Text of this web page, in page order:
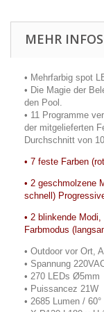
MEHR INFOS
• Mehrfarbig spot
• Die Magie der
den Pool.
• 11 Programme
der mitgelieferten
Durchschnitt von
• 7 feste Farben
• 2 geschmolzene
schnell)
• 2 blinkende
Farbmodus
• Outdoor vor Ort,
• Spannung
• 270 LEDs Ø5mm
• Puissancez 21W
• 2685 Lumen / 60°